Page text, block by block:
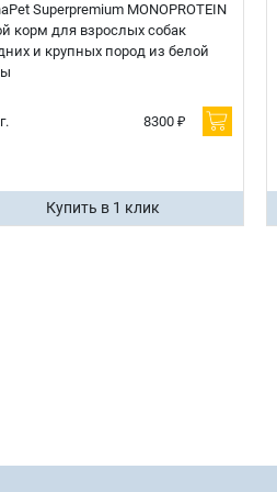
Superpremium MONOPROTEIN
корм для взрослых собак
и крупных пород из белой
8300 ₽
Купить в 1 клик